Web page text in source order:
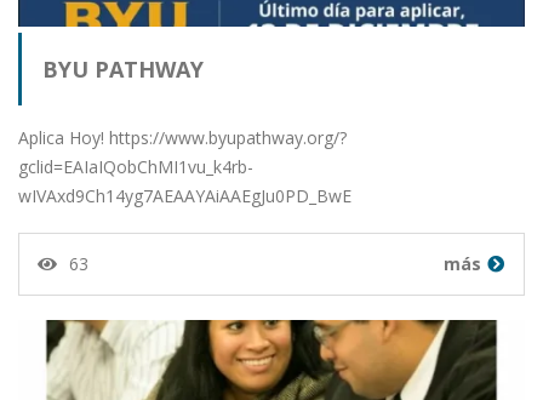
BYU PATHWAY
Aplica Hoy! https://www.byupathway.org/?
gclid=EAIaIQobChMI1vu_k4rb-
wIVAxd9Ch14yg7AEAAYAiAAEgJu0PD_BwE
63 más